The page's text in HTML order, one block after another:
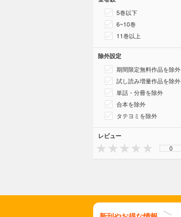
5巻以下
6~10巻
11巻以上
除外設定
期間限定無料作品を除外
試し読み増量作品を除外
単話・分冊を除外
合本を除外
タテヨミを除外
レビュー
0